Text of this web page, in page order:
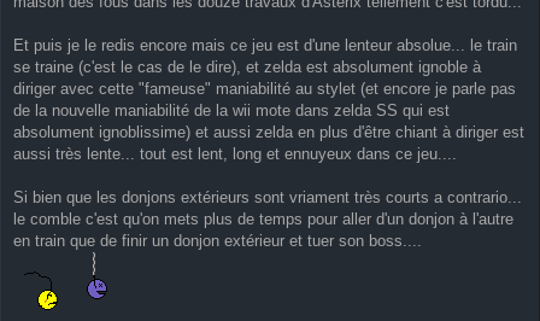
Et puis je le redis encore mais ce jeu est d'une lenteur absolue... le train
se traine (c'est le cas de le dire), et zelda est absolument ignoble à
diriger avec cette "fameuse" maniabilité au stylet (et encore je parle pas
de la nouvelle maniabilité de la wii mote dans zelda SS qui est
absolument ignoblissime) et aussi zelda en plus d'être chiant à diriger est
aussi très lente... tout est lent, long et ennuyeux dans ce jeu....
Si bien que les donjons extérieurs sont vriament très courts a contrario...
le comble c'est qu'on mets plus de temps pour aller d'un donjon à l'autre
en train que de finir un donjon extérieur et tuer son boss....